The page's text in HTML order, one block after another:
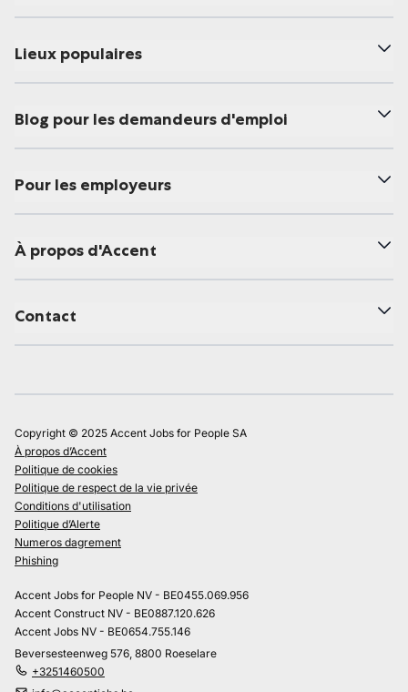
Lieux populaires
Blog pour les demandeurs d'emploi
Pour les employeurs
À propos d'Accent
Contact
Copyright © 2025 Accent Jobs for People SA
À propos d’Accent
Politique de cookies
Politique de respect de la vie privée
Conditions d'utilisation
Politique d’Alerte
Numeros dagrement
Phishing
Accent Jobs for People NV - BE0455.069.956
Accent Construct NV - BE0887.120.626
Accent Jobs NV - BE0654.755.146
Beversesteenweg 576, 8800 Roeselare
+3251460500